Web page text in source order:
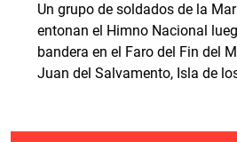
Un grupo de soldados de la
entonan el Himno Nacional
bandera en el Faro del Fin del
Juan del Salvamento, Isla de